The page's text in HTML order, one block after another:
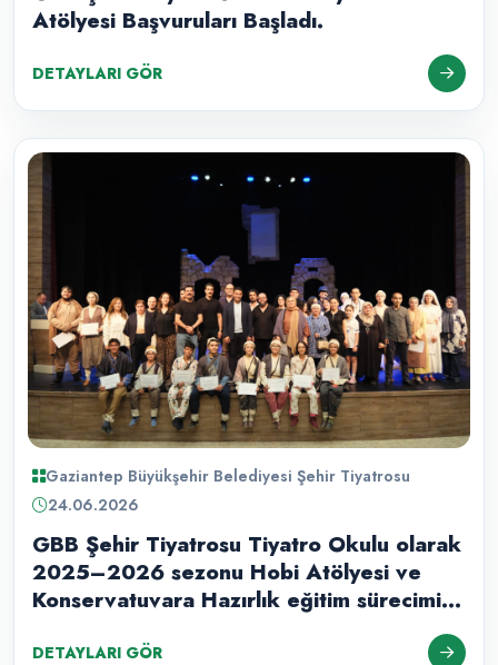
Atölyesi Başvuruları Başladı.
DETAYLARI GÖR
Gaziantep Büyükşehir Belediyesi Şehir Tiyatrosu
24.06.2026
GBB Şehir Tiyatrosu Tiyatro Okulu olarak
2025–2026 sezonu Hobi Atölyesi ve
Konservatuvara Hazırlık eğitim sürecimizi
DETAYLARI GÖR